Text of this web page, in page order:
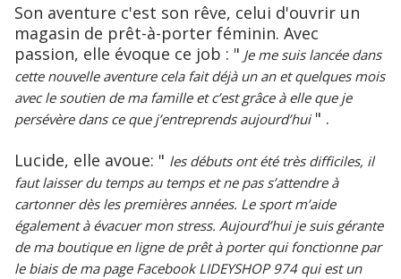
Son aventure c'est son rêve, celui d'ouvrir un
magasin de prêt-à-porter féminin. Avec
passion, elle évoque ce job : " Je me suis lancée dans
cette nouvelle aventure cela fait déjà un an et quelques mois
avec le soutien de ma famille et c’est grâce à elle que je
persévère dans ce que j’entreprends aujourd’hui" .
Lucide, elle avoue: " les débuts ont été très difficiles, il
faut laisser du temps au temps et ne pas s’attendre à
cartonner dès les premières années. Le sport m’aide
également à évacuer mon stress. Aujourd’hui je suis gérante
de ma boutique en ligne de prêt à porter qui fonctionne par
le biais de ma page Facebook LIDEYSHOP 974 qui est un